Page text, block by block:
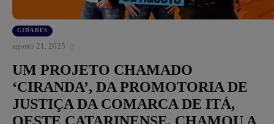
CIDADES
agosto 21, 2025
UM PROJETO CHAMADO
‘CIRANDA’, DA PROMOTORIA DE
JUSTIÇA DA COMARCA DE ITÁ,